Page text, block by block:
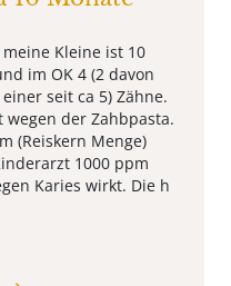
Kleine ist 10
im OK 4 (2 davon
seit ca 5) Zähne.
der Zahbpasta.
(Reiskern Menge)
1000 ppm
Karies wirkt. Die h